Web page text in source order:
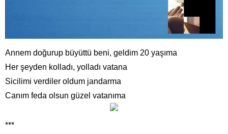
Annem doğurup büyüttü beni, geldim 20 yaşıma
Her şeyden kolladı, yolladı vatana
Sicilimi verdiler oldum jandarma
Canım feda olsun güzel vatanıma
***